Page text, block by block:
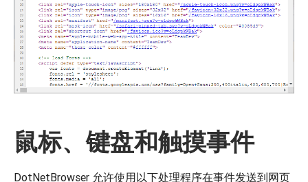
鼠标、键盘和触摸事件
DotNetBrowser 允许使用以下处理程序在事件发送到网页